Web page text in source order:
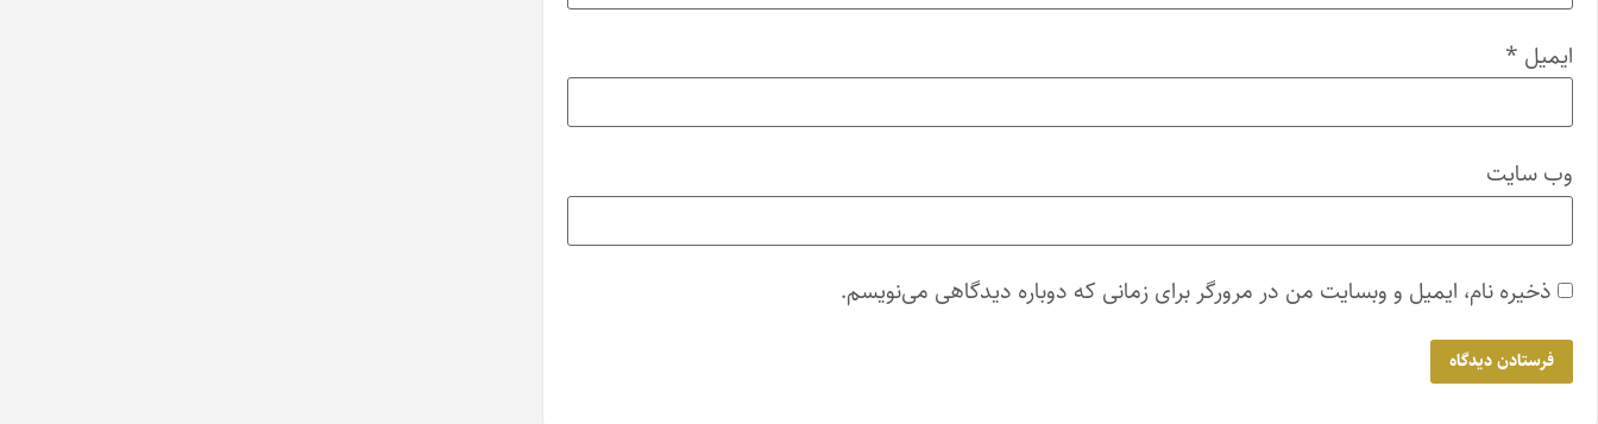
ایمیل *
وب‌ سایت
ذخیره نام، ایمیل و وبسایت من در مرورگر برای زمانی که دوباره دیدگاهی می‌نویسم.